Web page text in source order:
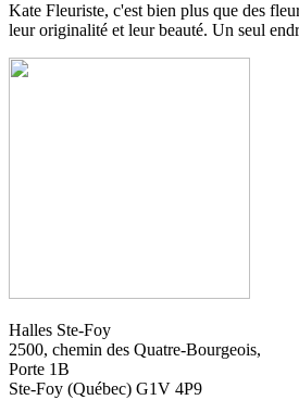
Kate Fleuriste, c'est bien plus que des
leur originalité et leur beauté. Un seul
Halles Ste-Foy
2500, chemin des Quatre-Bourgeois,
Porte 1B
Ste-Foy (Québec)​​ G1V 4P9